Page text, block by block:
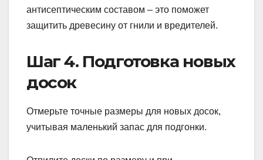
антисептическим составом – это поможет
защитить древесину от гнили и вредителей.
Шаг 4. Подготовка новых
досок
Отмерьте точные размеры для новых досок,
учитывая маленький запас для подгонки.